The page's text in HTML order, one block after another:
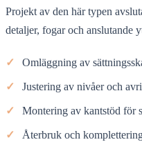
Projekt av den här typen
detaljer, fogar och anslutande
✓ Omläggning av
✓ Justering av nivåer och
✓ Montering av kantstöd för
✓ Återbruk och